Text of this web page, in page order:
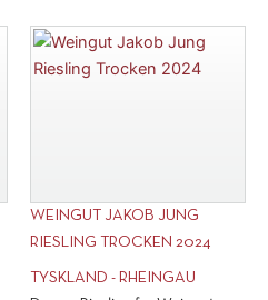
Noir
2024
WEINGUT JAKOB JUNG
RIESLING TROCKEN 2024
TYSKLAND - RHEINGAU